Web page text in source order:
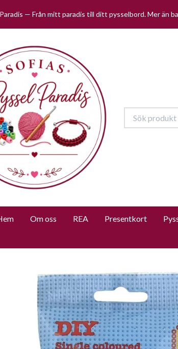
— Från mitt paradis till ditt pysselbord. Mer än
Om oss REA Presentkort